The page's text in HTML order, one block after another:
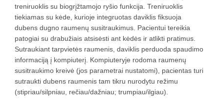
treniruoklis su biogrįžtamojo ryšio funkcija. Treniruoklis
tiekiamas su kėde, kurioje integruotas daviklis fiksuoja
dubens dugno raumenų susitraukimus. Pacientui tereikia
patogiai su drabužiais atsisėsti ant kėdės ir atlikti pratimus.
Sutraukiant tarpvietės raumenis, daviklis perduoda spaudimo
informaciją į kompiuterį. Kompiuteryje rodoma raumenų
susitraukimo kreivė (jos parametrai nustatomi), pacientas turi
sutraukti dubens raumenis tam tikru nurodytu režimu
(stipriau/silpniau, rečiau/dažniau; trumpiau/ilgiau).